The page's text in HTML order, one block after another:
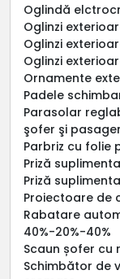
Oglindă
Oglinzi
Oglinzi
Oglinzi
Ornamente
Padele
Parasolar
şofer şi pasager
Parbriz cu folie
Priză
Priză
Proiectoare de
Rabatare
40%-20%-40%
Scaun șofer cu
Schimbător de